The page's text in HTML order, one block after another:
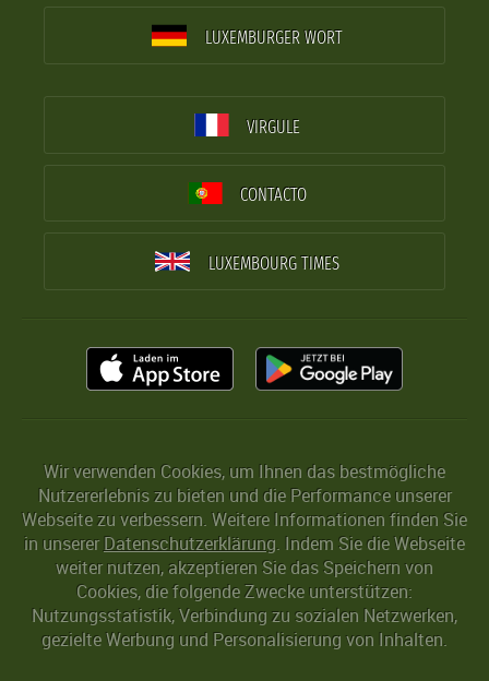
LUXEMBURGER WORT
VIRGULE
CONTACTO
LUXEMBOURG TIMES
Wir verwenden Cookies, um Ihnen das bestmögliche
Nutzererlebnis zu bieten und die Performance unserer
Webseite zu verbessern. Weitere Informationen finden Sie
in unserer Datenschutzerklärung. Indem Sie die Webseite
weiter nutzen, akzeptieren Sie das Speichern von
Cookies, die folgende Zwecke unterstützen:
Nutzungsstatistik, Verbindung zu sozialen Netzwerken,
gezielte Werbung und Personalisierung von Inhalten.